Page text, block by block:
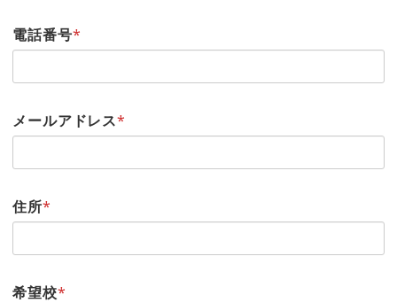
電話番号*
メールアドレス*
住所*
希望校*